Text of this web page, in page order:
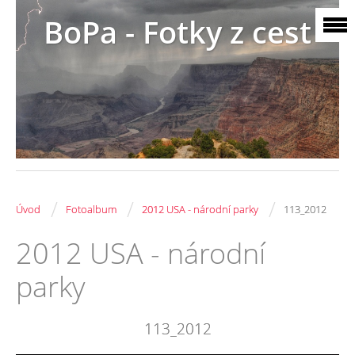
BoPa - Fotky z cest
Úvod / Fotoalbum / 2012 USA - národní parky / 113_2012
2012 USA - národní
parky
113_2012